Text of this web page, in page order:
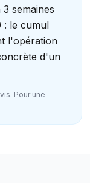
semaines
: le cumul
l'opération
d'un
Pour une